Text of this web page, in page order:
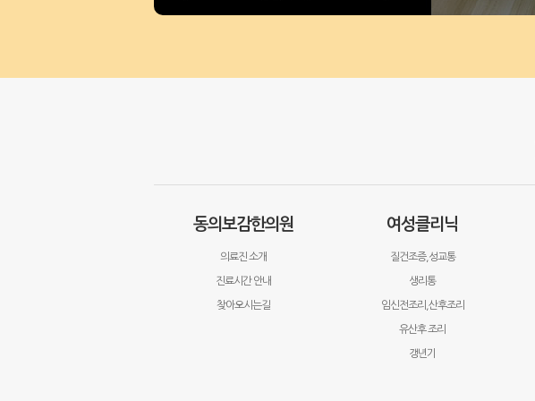
동의보감한의원
의료진 소개
진료시간 안내
찾아오시는길
여성클리닉
질건조증,성교통
생리통
임신전조리,산후조리
유산후 조리
갱년기